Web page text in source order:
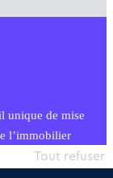
unique de mise
l’immobilier
et intégrant
Tout refuser